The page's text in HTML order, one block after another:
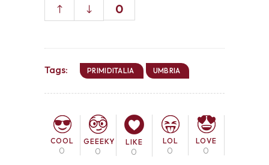
0
Tags: PRIMIDITALIA UMBRIA
COOL
0
GEEEKY
0
LIKE
0
LOL
0
LOVE
0